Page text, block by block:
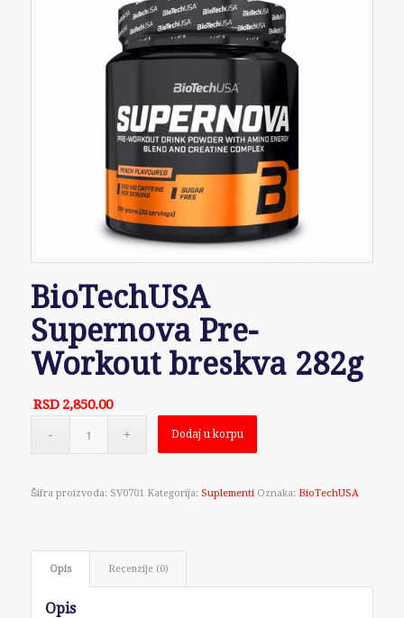
BioTechUSA
Supernova Pre-
Workout breskva 282g
RSD 2,850.00
Dodaj u korpu
Šifra proizvoda: SV0701 Kategorija: Suplementi Oznaka: BioTechUSA
Opis Recenzije (0)
Opis